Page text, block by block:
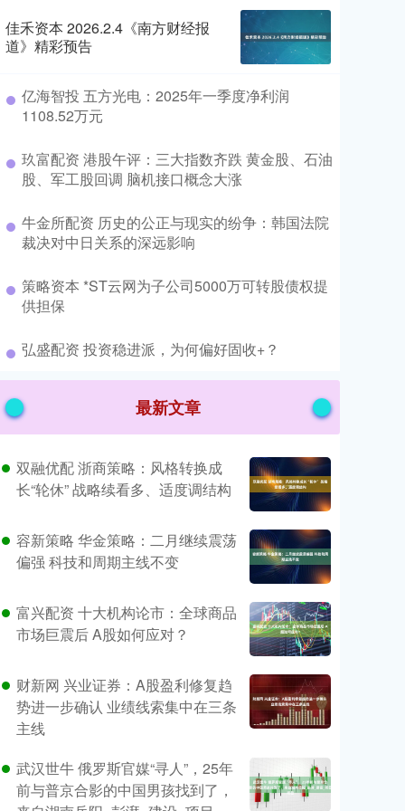
佳禾资本 2026.2.4《南方财经报
道》精彩预告
​亿海智投 五方光电：2025年一季度净利润
1108.52万元
​玖富配资 港股午评：三大指数齐跌 黄金股、石油
股、军工股回调 脑机接口概念大涨
​牛金所配资 历史的公正与现实的纷争：韩国法院
裁决对中日关系的深远影响
​策略资本 *ST云网为子公司5000万可转股债权提
供担保
​弘盛配资 投资稳进派，为何偏好固收+？
最新文章
双融优配 浙商策略：风格转换成
长“轮休” 战略续看多、适度调结构
容新策略 华金策略：二月继续震荡
偏强 科技和周期主线不变
富兴配资 十大机构论市：全球商品
市场巨震后 A股如何应对？
财新网 兴业证券：A股盈利修复趋
势进一步确认 业绩线索集中在三条
主线
武汉世牛 俄罗斯官媒“寻人”，25年
前与普京合影的中国男孩找到了，